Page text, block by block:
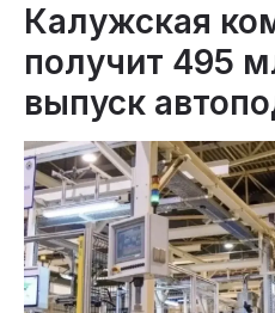
Калужская
получит 495
выпуск